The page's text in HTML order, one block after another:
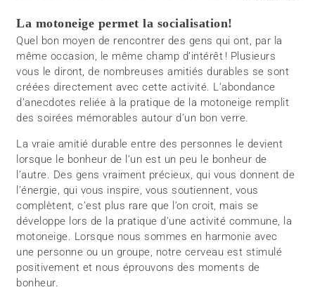
La motoneige permet la socialisation!
Quel bon moyen de rencontrer des gens qui ont, par la
même occasion, le même champ d’intérêt ! Plusieurs
vous le diront, de nombreuses amitiés durables se sont
créées directement avec cette activité. L’abondance
d’anecdotes reliée à la pratique de la motoneige remplit
des soirées mémorables autour d’un bon verre.
La vraie amitié durable entre des personnes le devient
lorsque le bonheur de l’un est un peu le bonheur de
l’autre. Des gens vraiment précieux, qui vous donnent de
l’énergie, qui vous inspire, vous soutiennent, vous
complètent, c’est plus rare que l’on croit, mais se
développe lors de la pratique d’une activité commune, la
motoneige. Lorsque nous sommes en harmonie avec
une personne ou un groupe, notre cerveau est stimulé
positivement et nous éprouvons des moments de
bonheur.